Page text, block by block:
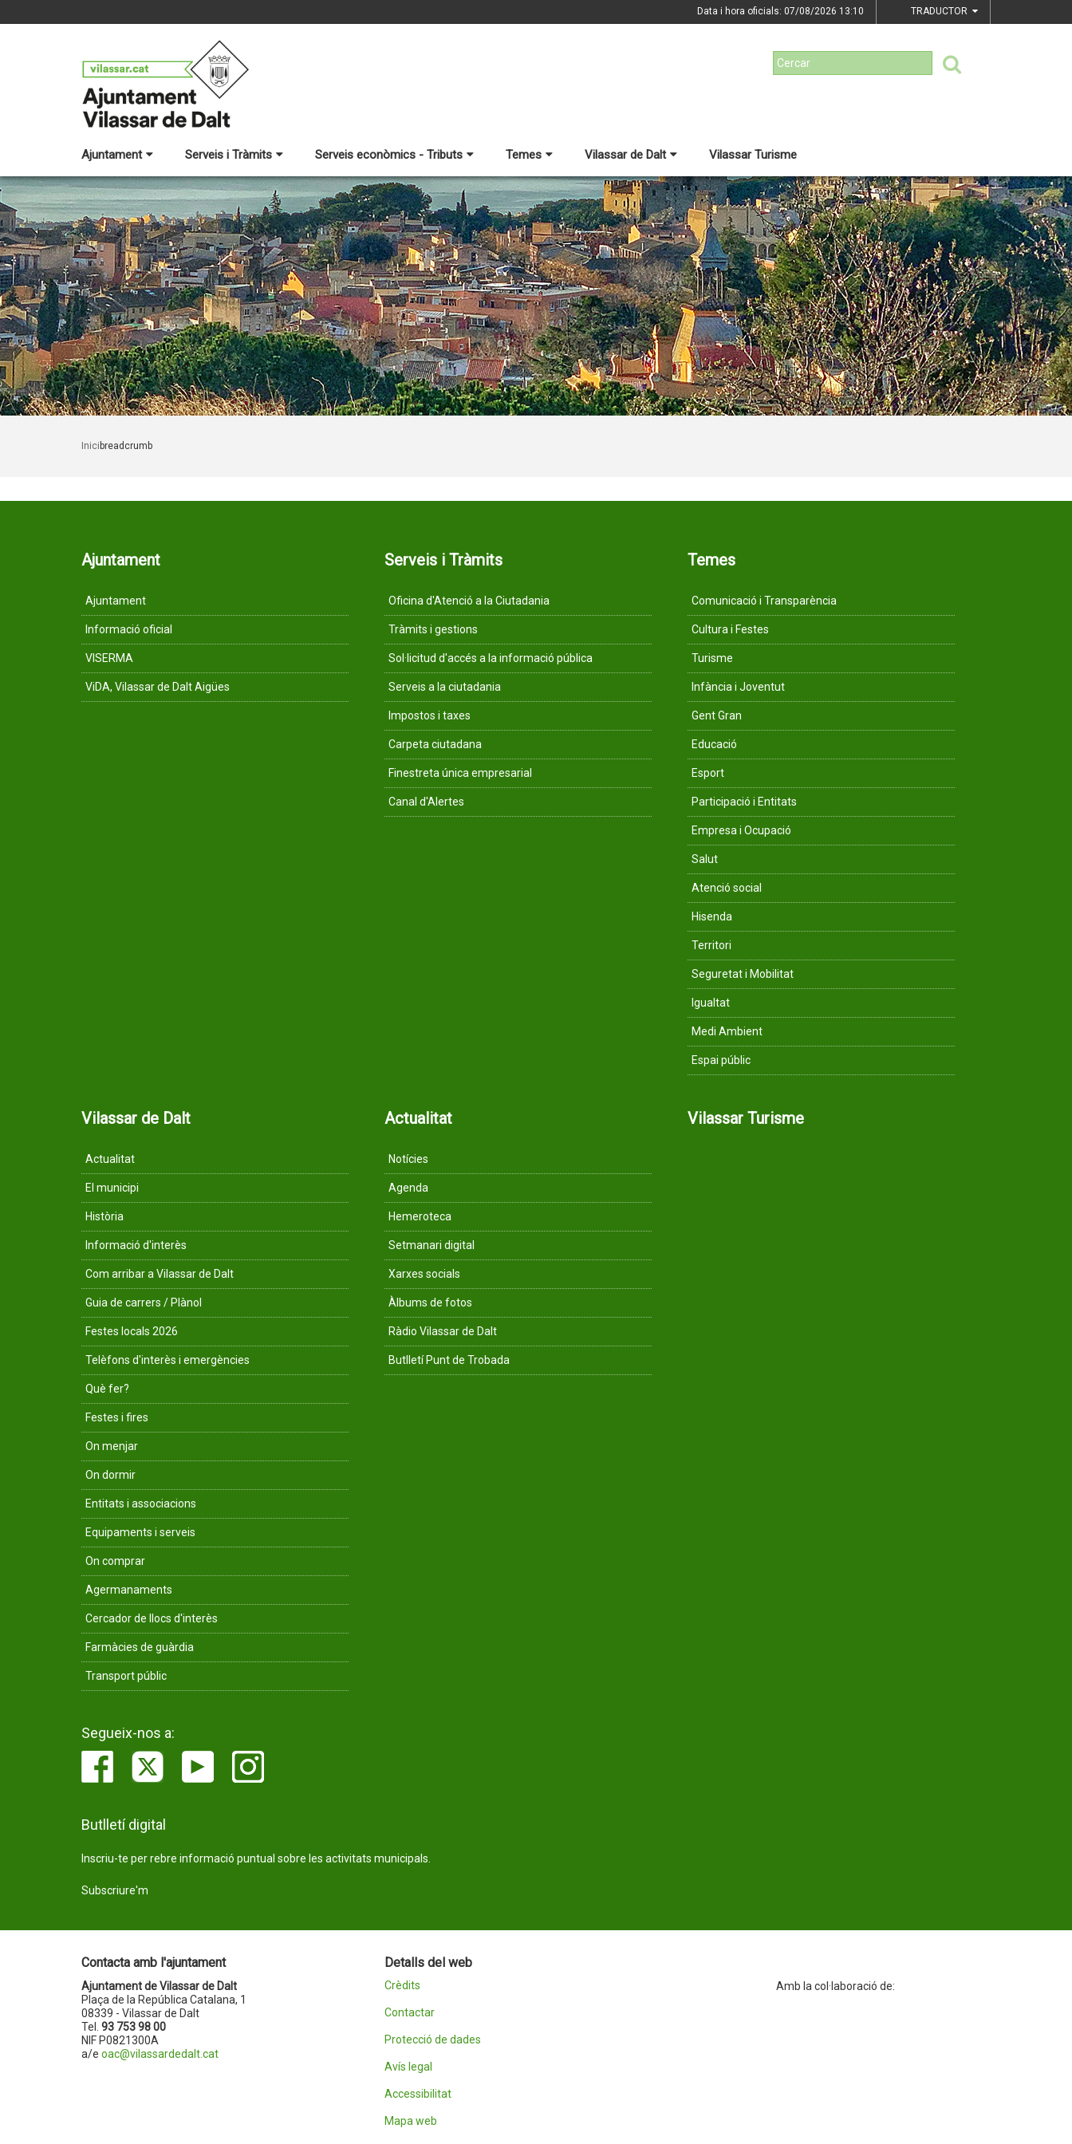
Data i hora oficials: 07/08/2026 13:10 TRADUCTOR
Ajuntament Serveis i Tràmits Serveis econòmics - Tributs Temes Vilassar de Dalt Vilassar Turisme
Inici breadcrumb
Ajuntament
Ajuntament
Informació oficial
VISERMA
ViDA, Vilassar de Dalt Aigües
Serveis i Tràmits
Oficina d'Atenció a la Ciutadania
Tràmits i gestions
Sol·licitud d'accés a la informació pública
Serveis a la ciutadania
Impostos i taxes
Carpeta ciutadana
Finestreta única empresarial
Canal d'Alertes
Temes
Comunicació i Transparència
Cultura i Festes
Turisme
Infància i Joventut
Gent Gran
Educació
Esport
Participació i Entitats
Empresa i Ocupació
Salut
Atenció social
Hisenda
Territori
Seguretat i Mobilitat
Igualtat
Medi Ambient
Espai públic
Vilassar de Dalt
Actualitat
El municipi
Història
Informació d'interès
Com arribar a Vilassar de Dalt
Guia de carrers / Plànol
Festes locals 2026
Telèfons d'interès i emergències
Què fer?
Festes i fires
On menjar
On dormir
Entitats i associacions
Equipaments i serveis
On comprar
Agermanaments
Cercador de llocs d'interès
Farmàcies de guàrdia
Transport públic
Actualitat
Notícies
Agenda
Hemeroteca
Setmanari digital
Xarxes socials
Àlbums de fotos
Ràdio Vilassar de Dalt
Butlletí Punt de Trobada
Vilassar Turisme
Segueix-nos a:
Butlletí digital
Inscriu-te per rebre informació puntual sobre les activitats municipals.
Subscriure'm
Contacta amb l'ajuntament
Ajuntament de Vilassar de Dalt
Plaça de la República Catalana, 1
08339 - Vilassar de Dalt
Tel. 93 753 98 00
NIF P0821300A
a/e oac@vilassardedalt.cat
Detalls del web
Crèdits
Contactar
Protecció de dades
Avís legal
Accessibilitat
Mapa web
Amb la col·laboració de: